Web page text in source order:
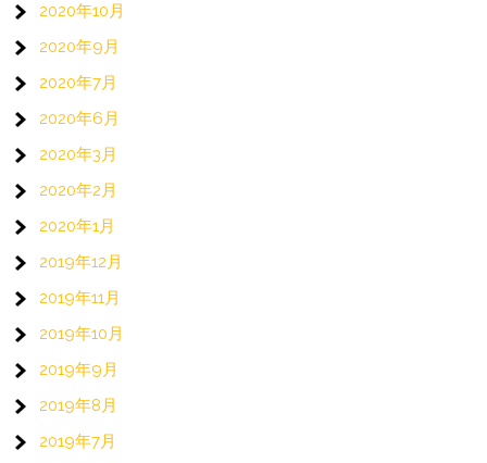
2020年10月
2020年9月
2020年7月
2020年6月
2020年3月
2020年2月
2020年1月
2019年12月
2019年11月
2019年10月
2019年9月
2019年8月
2019年7月